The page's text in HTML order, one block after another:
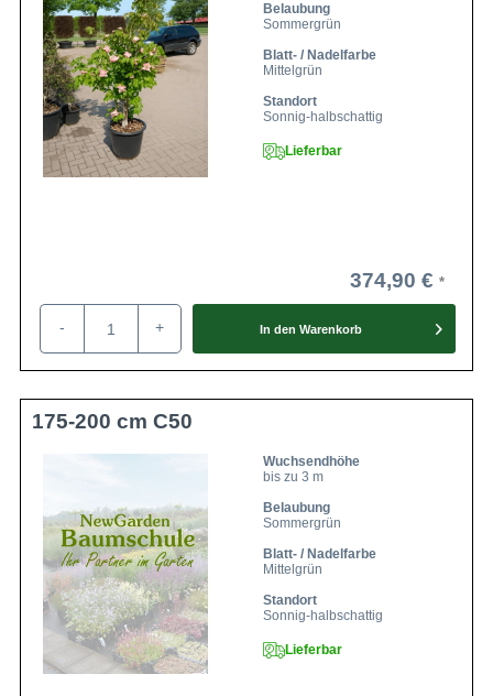
Belaubung
Sommergrün
Blatt- / Nadelfarbe
Mittelgrün
Standort
Sonnig-halbschattig
Lieferbar
374,90 €
- + In den Warenkorb
175-200 cm C50
Wuchsendhöhe
bis zu 3 m
Belaubung
Sommergrün
Blatt- / Nadelfarbe
Mittelgrün
Standort
Sonnig-halbschattig
Lieferbar